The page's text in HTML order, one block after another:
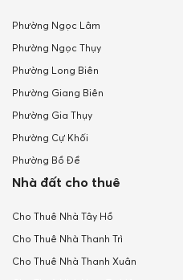
Phường Ngọc Lâm
Phường Ngọc Thụy
Phường Long Biên
Phường Giang Biên
Phường Gia Thụy
Phường Cự Khối
Phường Bồ Đề
Nhà đất cho thuê
Cho Thuê Nhà Tây Hồ
Cho Thuê Nhà Thanh Trì
Cho Thuê Nhà Thanh Xuân